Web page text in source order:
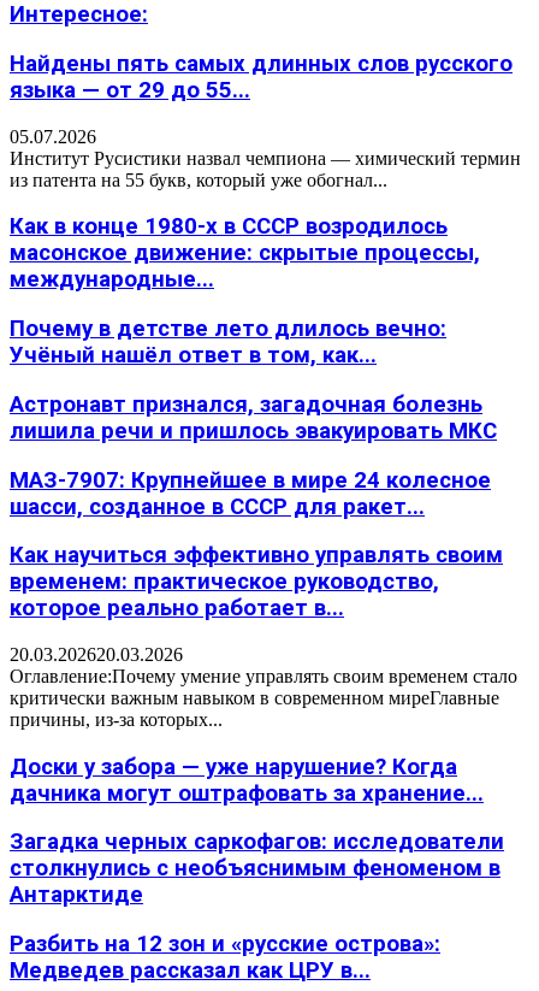
Интересное:
Найдены пять самых длинных слов русского
языка — от 29 до 55...
05.07.2026
Институт Русистики назвал чемпиона — химический термин
из патента на 55 букв, который уже обогнал...
Как в конце 1980-х в СССР возродилось
масонское движение: скрытые процессы,
международные...
Почему в детстве лето длилось вечно:
Учёный нашёл ответ в том, как...
Астронавт признался, загадочная болезнь
лишила речи и пришлось эвакуировать МКС
МАЗ-7907: Крупнейшее в мире 24 колесное
шасси, созданное в СССР для ракет...
Как научиться эффективно управлять своим
временем: практическое руководство,
которое реально работает в...
20.03.202620.03.2026
Оглавление:Почему умение управлять своим временем стало
критически важным навыком в современном миреГлавные
причины, из-за которых...
Доски у забора — уже нарушение? Когда
дачника могут оштрафовать за хранение...
Загадка черных саркофагов: исследователи
столкнулись с необъяснимым феноменом в
Антарктиде
Разбить на 12 зон и «русские острова»:
Медведев рассказал как ЦРУ в...